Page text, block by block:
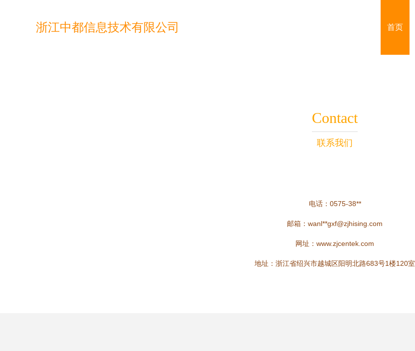
浙江中都信息技术有限公司 首页
Contact
联系我们
电话：0575-38**
邮箱：wanl**gxf@zjhising.com
网址： www.zjcentek.com
地址：浙江省绍兴市越城区阳明北路683号1楼120室